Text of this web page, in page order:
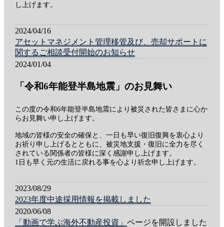
し上げます。
2024/04/16
アセットマネジメント管理移管及び、売却サポートに
関するご相談受付開始のお知らせ
2024/01/04
「令和6年能登半島地震」のお見舞い
この度の令和6年能登半島地震により被災された皆さまに心か
らお見舞い申し上げます。
地域の皆様の安全の確保と、一日も早い復旧復興を衷心より
お祈り申し上げるとともに、被災地支援・復旧に全力を尽く
されている関係者の皆様に深く感謝申し上げます。
1日も早く元の生活に戻れる事を心より祈念申し上げます。
2023/08/29
2023年度中途採用情報を掲載しました
2020/06/08
「動画で学ぶ海外不動産投資」 ページを開設しました